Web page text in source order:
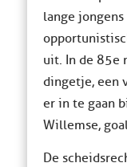
lange
uit. In de 85e
dingetje, een
er in te gaan
Willemse,
De